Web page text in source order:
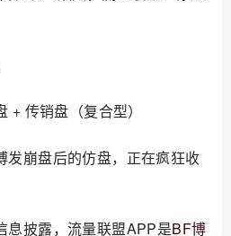
+ 传销盘（复合型）
崩盘后的仿盘，正在疯狂收
息披露，流量联盟APP是BF博